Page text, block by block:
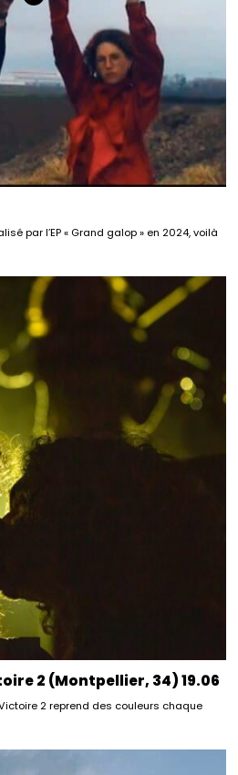
par l’EP « Grand galop » en 2024, voilà
2 (Montpellier, 34) 19.06
2 reprend des couleurs chaque